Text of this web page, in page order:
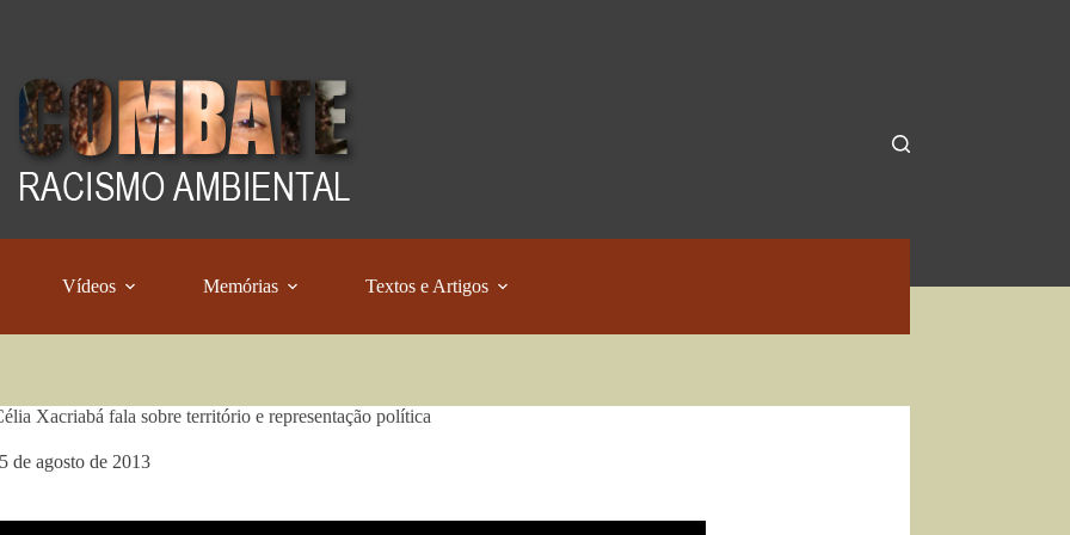
Vídeos Memórias Textos e Artigos
Xacriabá fala sobre território e representação política
de agosto de 2013